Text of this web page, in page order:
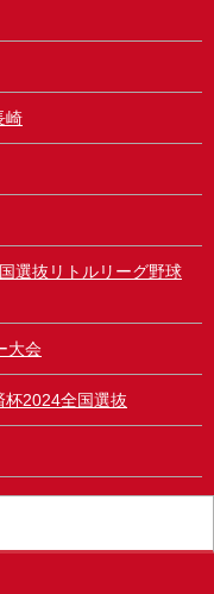
崎
選抜リトルリーグ野球
大会
2024全国選抜